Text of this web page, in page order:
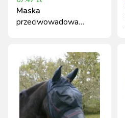
Maska
przeciwowadowa